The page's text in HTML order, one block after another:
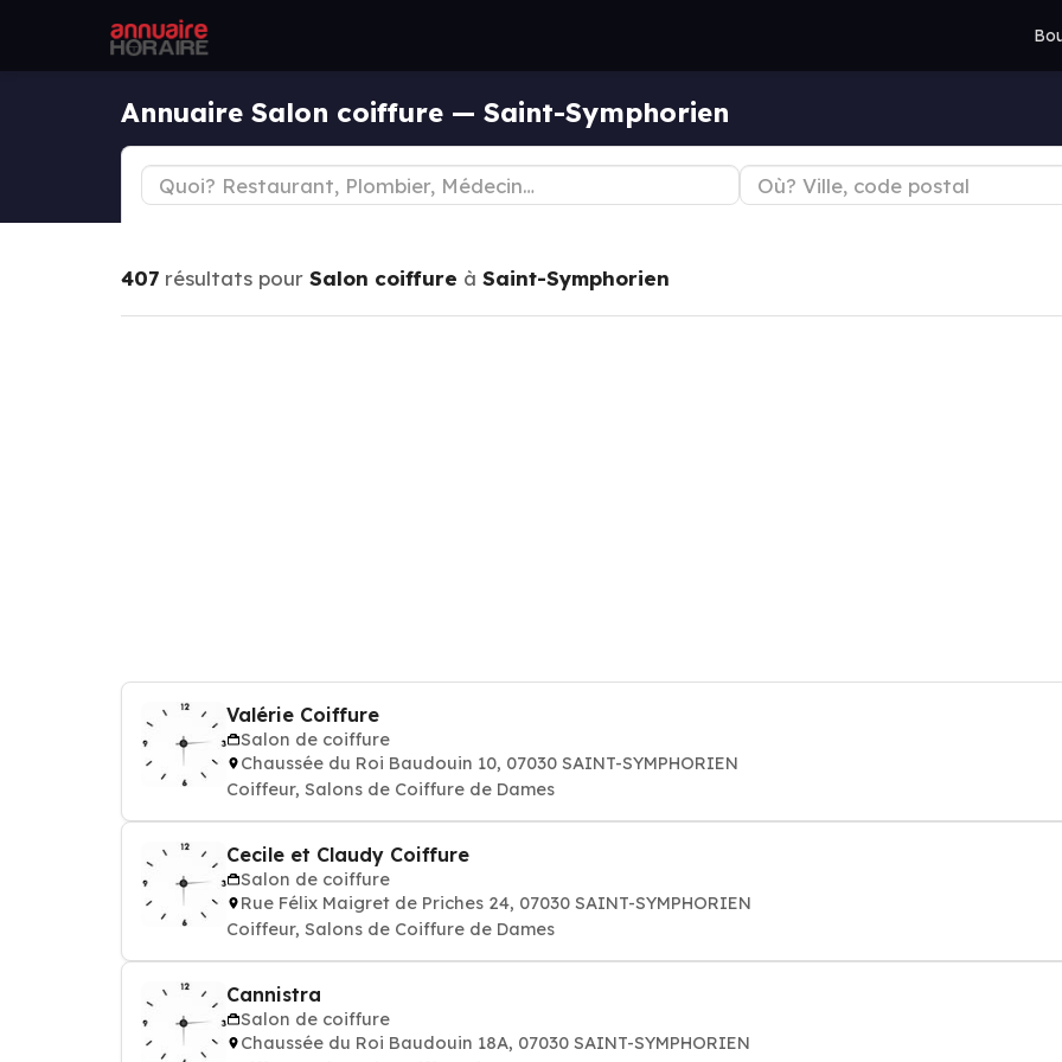
Annuaire Salon coiffure — Saint-Symphorien
407 résultats pour Salon coiffure à Saint-Symphorien
Valérie Coiffure
Salon de coiffure
Chaussée du Roi Baudouin 10, 07030 SAINT-SYMPHORIEN
Coiffeur, Salons de Coiffure de Dames
Cecile et Claudy Coiffure
Salon de coiffure
Rue Félix Maigret de Priches 24, 07030 SAINT-SYMPHORIEN
Coiffeur, Salons de Coiffure de Dames
Cannistra
Salon de coiffure
Chaussée du Roi Baudouin 18A, 07030 SAINT-SYMPHORIEN